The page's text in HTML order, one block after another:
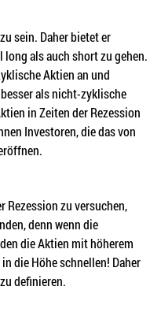
sein. Daher bietet er
als auch short zu gehen.
Aktien an und
als nicht-zyklische
in Zeiten der Rezession
Investoren, die das von
Rezession zu versuchen,
denn wenn die
die Aktien mit höherem
die Höhe schnellen! Daher
definieren.